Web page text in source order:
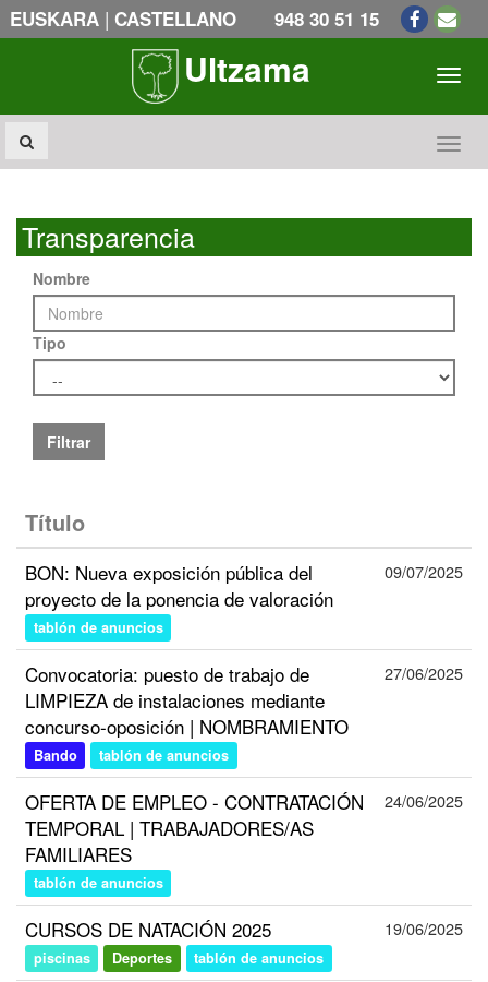
EUSKARA | CASTELLANO 948 30 51 15
Ultzama
Transparencia
Nombre
Tipo
Filtrar
Título
BON: Nueva exposición pública del
proyecto de la ponencia de valoración
tablón de anuncios
09/07/2025
Convocatoria: puesto de trabajo de
LIMPIEZA de instalaciones mediante
concurso-oposición | NOMBRAMIENTO
Bando tablón de anuncios
27/06/2025
OFERTA DE EMPLEO - CONTRATACIÓN
TEMPORAL | TRABAJADORES/AS
FAMILIARES
tablón de anuncios
24/06/2025
CURSOS DE NATACIÓN 2025
piscinas Deportes tablón de anuncios
19/06/2025